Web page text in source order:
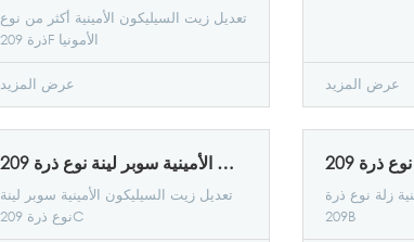
تعديل زيت السيليكون الأمينية أكثر من نوع
ذرة 209F الأمونيا
عرض المزيد عرض المزيد
تعديل زيت السيليكون الأمينية سوبر لينة نوع ذرة 209C
تعديل زيت السيليكون الأمينية سوبر لينة
نوع ذرة 209C
زلة نوع ذرة
209B